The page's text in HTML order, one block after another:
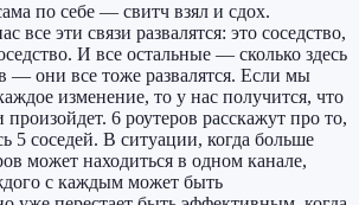
по себе — свитч взял и сдох.
все эти связи развалятся: это соседство,
И все остальные — сколько здесь
— они все тоже развалятся. Если мы
изменение, то у нас получится, что
6 роутеров расскажут про то,
5 соседей. В ситуации, когда больше
может находиться в одном канале,
с каждым может быть